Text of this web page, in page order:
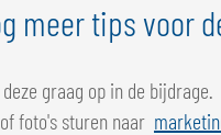
meer tips voor
graag op in de bijdrage.
foto's sturen naar